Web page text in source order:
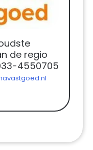
de regio
4550705